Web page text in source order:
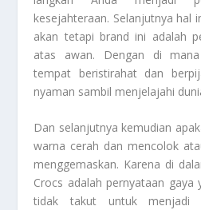
kesejahteraan. Selanjutnya hal
akan tetapi brand ini adalah
atas awan. Dengan di
tempat beristirahat dan
nyaman sambil menjelajahi
Dan selanjutnya kemudian
warna cerah dan mencolok
menggemaskan. Karena di
Crocs adalah pernyataan gaya
tidak takut untuk menjadi